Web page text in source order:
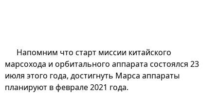
Напомним что старт миссии китайского
марсохода и орбитального аппарата состоялся 23
июля этого года, достигнуть Марса аппараты
планируют в феврале 2021 года.